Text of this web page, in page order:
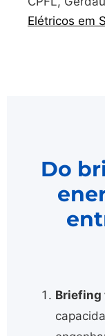
Elétricos em
Do
Briefing